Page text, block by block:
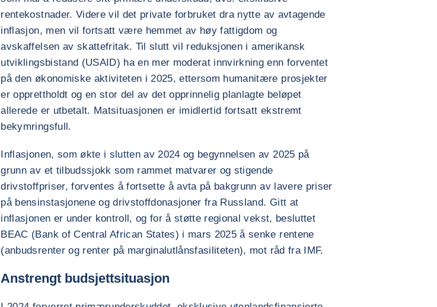
rentekostnader. Videre vil det private forbruket dra nytte av avtagende
inflasjon, men vil fortsatt være hemmet av høy fattigdom og
avskaffelsen av skattefritak. Til slutt vil reduksjonen i amerikansk
utviklingsbistand (USAID) ha en mer moderat innvirkning enn forventet
på den økonomiske aktiviteten i 2025, ettersom humanitære prosjekter
er opprettholdt og en stor del av det opprinnelig planlagte beløpet
allerede er utbetalt. Matsituasjonen er imidlertid fortsatt ekstremt
bekymringsfull.
Inflasjonen, som økte i slutten av 2024 og begynnelsen av 2025 på
grunn av et tilbudssjokk som rammet matvarer og stigende
drivstoffpriser, forventes å fortsette å avta på bakgrunn av lavere priser
på bensinstasjonene og drivstoffdonasjoner fra Russland. Gitt at
inflasjonen er under kontroll, og for å støtte regional vekst, besluttet
BEAC (Bank of Central African States) i mars 2025 å senke rentene
(anbudsrenter og renter på marginalutlånsfasiliteten), mot råd fra IMF.
Anstrengt budsjettsituasjon